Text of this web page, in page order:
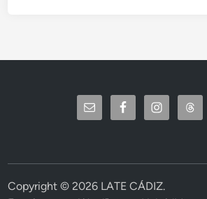
Copyright © 2026 LATE CÁDIZ.